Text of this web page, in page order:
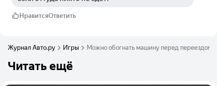
НравитсяОтветить
Журнал Авто.ру Игры Можно обогнать машину перед переездом
Читать ещё